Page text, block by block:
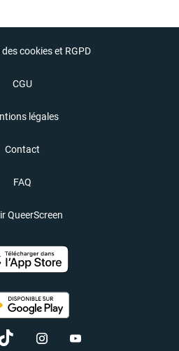
cookies et RGPD
CGU
légales
Contact
FAQ
QueerScreen